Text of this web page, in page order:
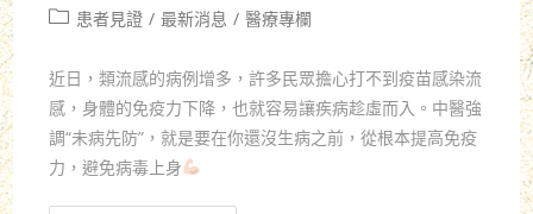
患者見證 / 最新消息 / 醫療專欄
近日，類流感的病例增多，許多民眾擔心打不到疫苗感染流
感，身體的免疫力下降，也就容易讓疾病趁虛而入。中醫強
調“未病先防”，就是要在你還沒生病之前，從根本提高免疫
力，避免病毒上身